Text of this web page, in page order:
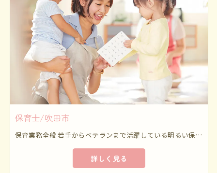
保育士/吹田市
保育業務全般 若手からベテランまで活躍している明るい保育施設です。 乳児から5歳児まで元気いっぱい楽しく過ごしています。
詳しく見る